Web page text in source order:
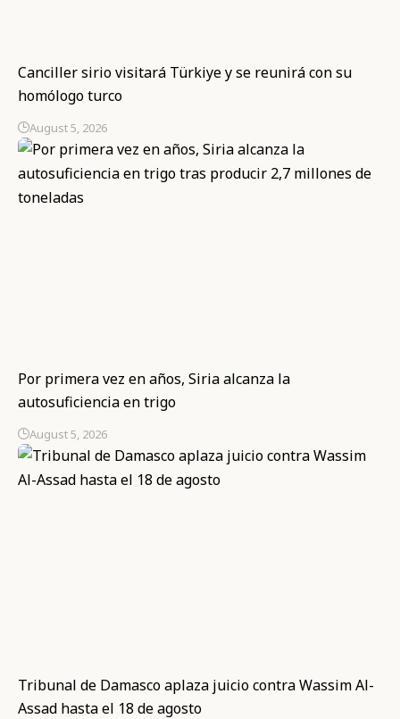
Canciller sirio visitará Türkiye y se reunirá con su
homólogo turco
August 5, 2026
Por primera vez en años, Siria alcanza la
autosuficiencia en trigo
August 5, 2026
Tribunal de Damasco aplaza juicio contra Wassim Al-
Assad hasta el 18 de agosto